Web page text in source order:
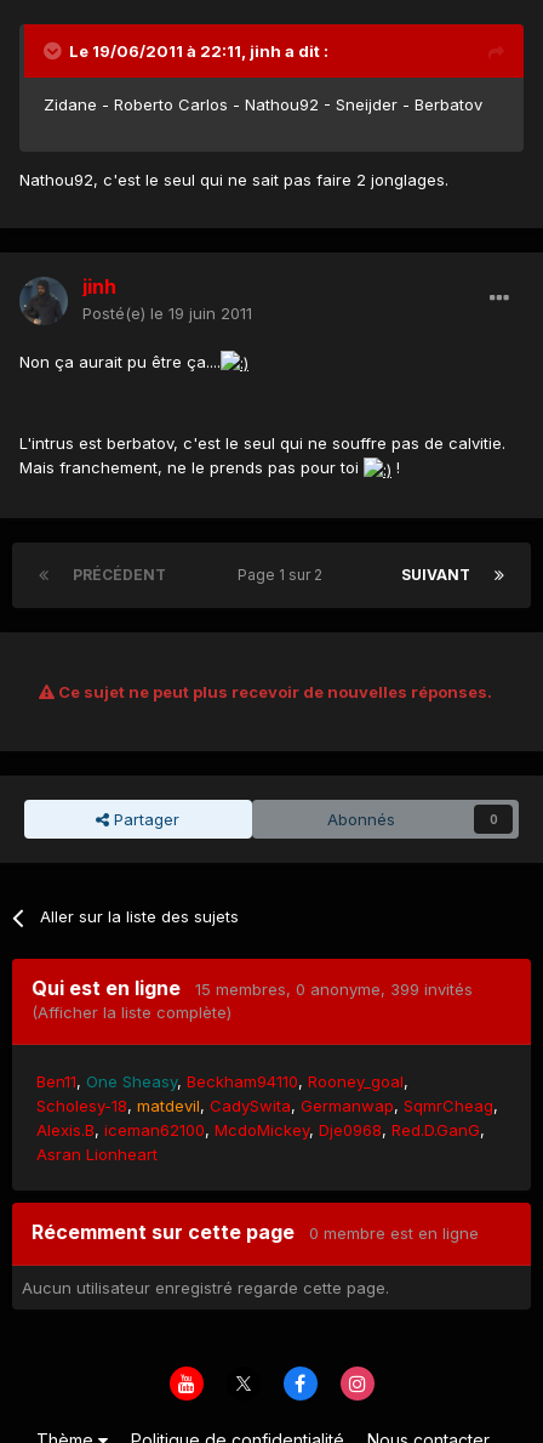
Le 19/06/2011 à 22:11, jinh a dit :
Zidane - Roberto Carlos - Nathou92 - Sneijder - Berbatov
Nathou92, c'est le seul qui ne sait pas faire 2 jonglages.
jinh
Posté(e) le 19 juin 2011
Non ça aurait pu être ça....
L'intrus est berbatov, c'est le seul qui ne souffre pas de calvitie.
Mais franchement, ne le prends pas pour toi
!
PRÉCÉDENT SUIVANT
Page 1 sur 2
Ce sujet ne peut plus recevoir de nouvelles réponses.
Partager Abonnés 0
Aller sur la liste des sujets
Qui est en ligne 15 membres, 0 anonyme, 399 invités
(Afficher la liste complète)
Ben11 One Sheasy Beckham94110 Rooney_goal
Scholesy-18 matdevil CadySwita Germanwap SqmrCheag
Alexis.B iceman62100 McdoMickey Dje0968 Red.D.GanG
Asran Lionheart
Récemment sur cette page 0 membre est en ligne
Aucun utilisateur enregistré regarde cette page.